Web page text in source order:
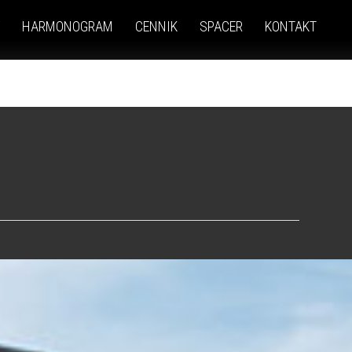
HARMONOGRAM CENNIK SPACER KONTAKT